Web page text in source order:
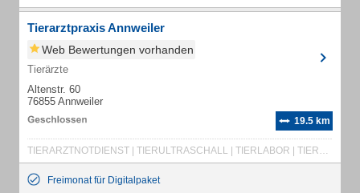
Tierarztpraxis Annweiler
Web Bewertungen vorhanden
Tierärzte
Altenstr. 60
76855 Annweiler
19.5 km
TIERARZTNOTDIENST | TIERULTRASCHALL | TIERLABOR | TIERRÖNTGEN
Freimonat für Digitalpaket